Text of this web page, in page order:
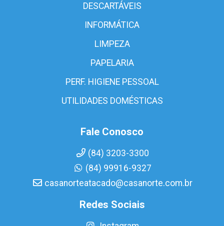
DESCARTÁVEIS
INFORMÁTICA
LIMPEZA
PAPELARIA
PERF. HIGIENE PESSOAL
UTILIDADES DOMÉSTICAS
Fale Conosco
(84) 3203-3300
(84) 99916-9327
casanorteatacado@casanorte.com.br
Redes Sociais